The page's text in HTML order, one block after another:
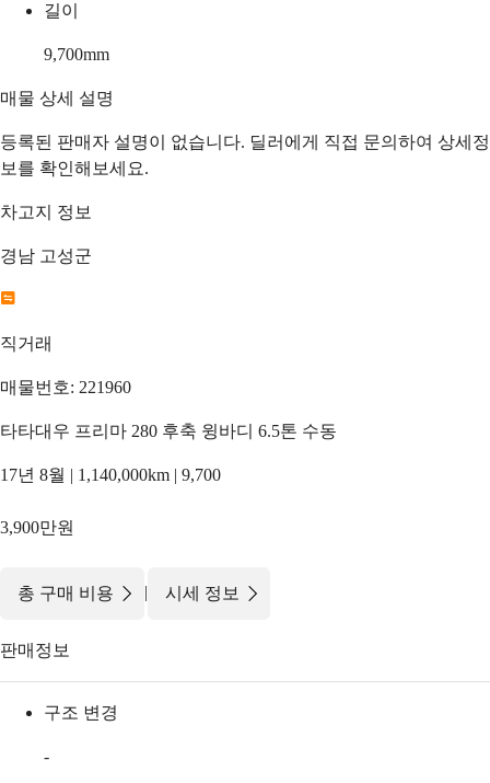
길이
9,700mm
매물 상세 설명
등록된 판매자 설명이 없습니다. 딜러에게 직접 문의하여 상세정
보를 확인해보세요.
차고지 정보
경남 고성군
직거래
매물번호: 221960
타타대우 프리마 280 후축 윙바디 6.5톤 수동
17년 8월 | 1,140,000km | 9,700
3,900만원
총 구매 비용 | 시세 정보
판매정보
구조 변경
-